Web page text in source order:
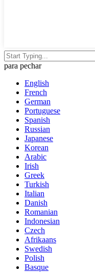
para pechar
English
French
German
Portuguese
Spanish
Russian
Japanese
Korean
Arabic
Irish
Greek
Turkish
Italian
Danish
Romanian
Indonesian
Czech
Afrikaans
Swedish
Polish
Basque